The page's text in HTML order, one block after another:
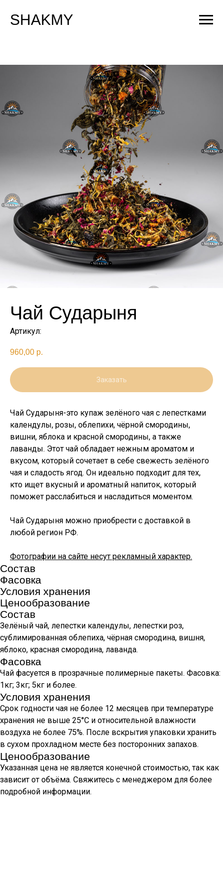
SHAKMY
Чай Сударыня
Артикул:
960,00 р.
Заказать
Чай Сударыня-это купаж зелёного чая с лепестками
календулы, розы, облепихи, чёрной смородины,
вишни, яблока и красной смородины, а также
лаванды. Этот чай обладает нежным ароматом и
вкусом, который сочетает в себе свежесть зелёного
чая и сладость ягод. Он идеально подходит для тех,
кто ищет вкусный и ароматный напиток, который
поможет расслабиться и насладиться моментом.
Чай Сударыня можно приобрести с доставкой в
любой регион РФ.
Фотографии на сайте несут рекламный характер.
Состав
Фасовка
Условия хранения
Ценообразование
Состав
Зелёный чай, лепестки календулы, лепестки роз,
сублимированная облепиха, чёрная смородина, вишня,
яблоко, красная смородина, лаванда.
Фасовка
Чай фасуется в прозрачные полимерные пакеты. Фасовка:
1кг; 3кг; 5кг и более.
Условия хранения
Срок годности чая не более 12 месяцев при температуре
хранения не выше 25°С и относительной влажности
воздуха не более 75%. После вскрытия упаковки хранить
в сухом прохладном месте без посторонних запахов.
Ценообразование
Указанная цена не является конечной стоимостью, так как
зависит от объёма. Свяжитесь с менеджером для более
подробной информации.